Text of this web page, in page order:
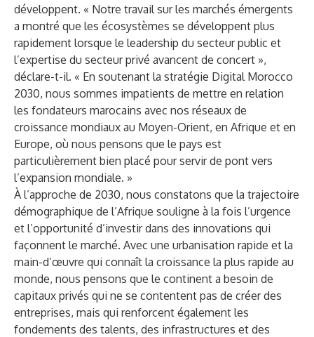
développent. « Notre travail sur les marchés émergents
a montré que les écosystèmes se développent plus
rapidement lorsque le leadership du secteur public et
l’expertise du secteur privé avancent de concert »,
déclare-t-il. « En soutenant la stratégie Digital Morocco
2030, nous sommes impatients de mettre en relation
les fondateurs marocains avec nos réseaux de
croissance mondiaux au Moyen-Orient, en Afrique et en
Europe, où nous pensons que le pays est
particulièrement bien placé pour servir de pont vers
l’expansion mondiale. »
À l’approche de 2030, nous constatons que la trajectoire
démographique de l’Afrique souligne à la fois l’urgence
et l’opportunité d’investir dans des innovations qui
façonnent le marché. Avec une urbanisation rapide et la
main-d’œuvre qui connaît la croissance la plus rapide au
monde, nous pensons que le continent a besoin de
capitaux privés qui ne se contentent pas de créer des
entreprises, mais qui renforcent également les
fondements des talents, des infrastructures et des